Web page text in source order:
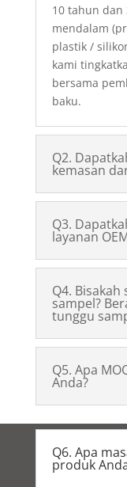
10 tahun dan
mendalam
plastik /
kami
bersama
baku.
Q2.
kemasan
Q3.
layanan
Q4.
sampel?
tunggu
Q5. Apa
Anda?
Q6. Apa
produk